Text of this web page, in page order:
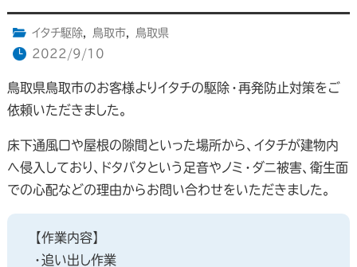
イタチ駆除, 鳥取市,
鳥取県
2022/9/10
鳥取県鳥取市のお客様よりイタチの駆除・再発防止対策をご
依頼いただきました。
床下通風口や屋根の隙間といった場所から、イタチが建物内
へ侵入しており、ドタバタという足音やノミ・ダニ被害、衛生面
での心配などの理由からお問い合わせをいただきました。
【作業内容】
・追い出し作業